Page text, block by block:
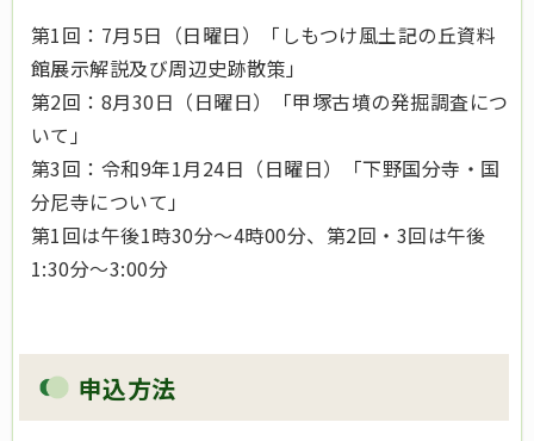
第1回：7月5日（日曜日）「しもつけ風土記の丘資料
館展示解説及び周辺史跡散策」
第2回：8月30日（日曜日）「甲塚古墳の発掘調査につ
いて」
第3回：令和9年1月24日（日曜日）「下野国分寺・国
分尼寺について」
第1回は午後1時30分～4時00分、第2回・3回は午後
1:30分～3:00分
申込方法